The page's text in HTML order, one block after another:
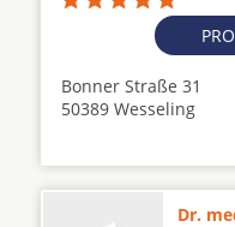
Bonner Straße 31
50389 Wesseling
Dr.